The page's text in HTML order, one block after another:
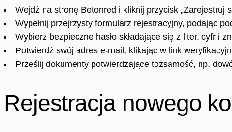
Wejdź na stronę Betonred i kliknij przycisk „Zarejestruj
Wypełnij przejrzysty formularz rejestracyjny, podając
Wybierz bezpieczne hasło składające się z liter, cyfr i
Potwierdź swój adres e-mail, klikając w link
Prześlij dokumenty potwierdzające tożsamość, np.
Rejestracja nowego